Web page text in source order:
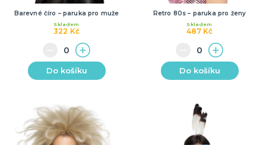
Barevné číro – paruka pro muže
322 Kč
Skladem
Do košíku
Retro 80s – paruka pro ženy
487 Kč
Skladem
Do košíku